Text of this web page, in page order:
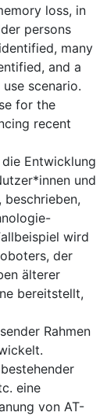
loss, in
persons
many
and a
scenario.
for the
recent
Entwicklung
und
wird
der
älterer
bereitstellt,
Rahmen
eine
von AT-